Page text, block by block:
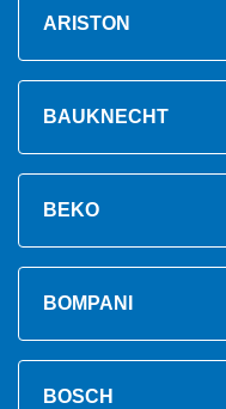
ARISTON
BAUKNECHT
BEKO
BOMPANI
BOSCH